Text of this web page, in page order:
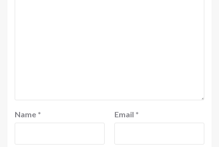
Name * Email *